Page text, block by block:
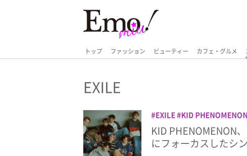
トップ ファッション ビューティー カフェ・グルメ
EXILE
EXILE KID PHENOMENON
EXILE TRIBE
LIVE シング
KID PHENOMENON
にフォーカスしたシ